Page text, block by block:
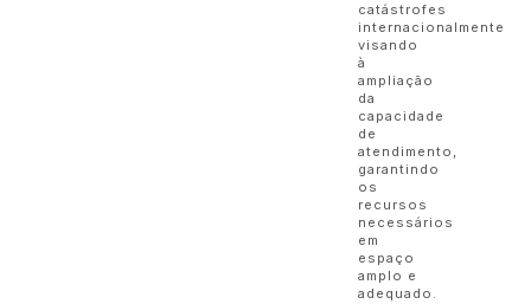
catástrofes
internacionalmente
visando
à
ampliação
da
capacidade
de
atendimento,
garantindo
os
recursos
necessários
em
espaço
amplo e
adequado.